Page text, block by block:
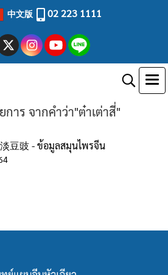
中文版 02 223 1111
าร จากคำว่า"ต๋าเต่าสี่"
豆豉 - ข้อมูลสมุนไพรจีน